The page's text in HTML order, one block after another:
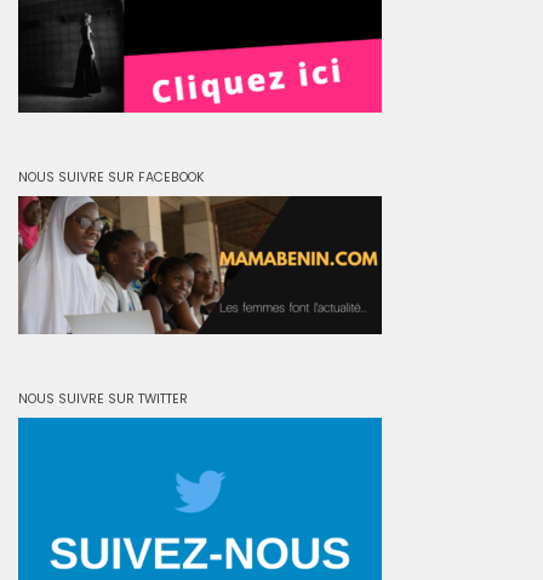
NOUS SUIVRE SUR FACEBOOK
NOUS SUIVRE SUR TWITTER